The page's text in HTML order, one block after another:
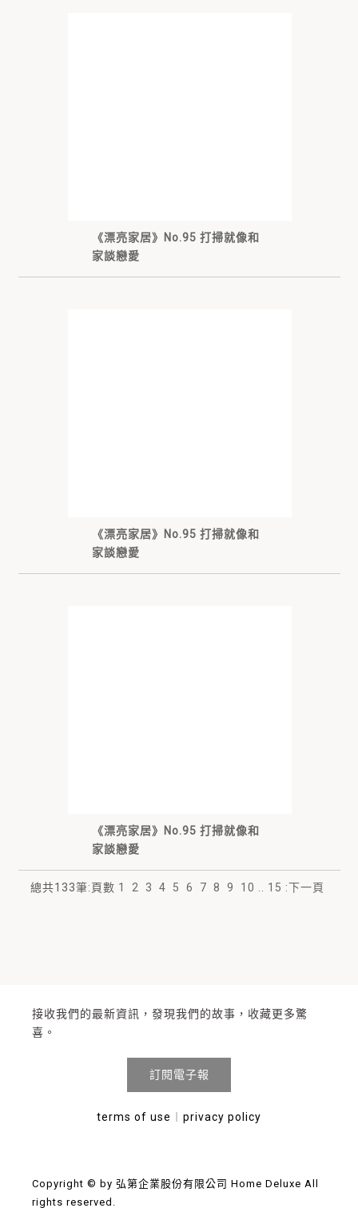
《漂亮家居》No.95 打掃就像和
家談戀愛
《漂亮家居》No.95 打掃就像和
家談戀愛
《漂亮家居》No.95 打掃就像和
家談戀愛
總共133筆:頁數 1 2 3 4 5 6 7 8 9 10 15 :下一頁
Copyright © by 弘第企業股份有限公司 Home Deluxe All
rights reserved.
接收我們的最新資訊，發現我們的故事，收藏更多驚
喜。
訂閱電子報
terms of use privacy policy